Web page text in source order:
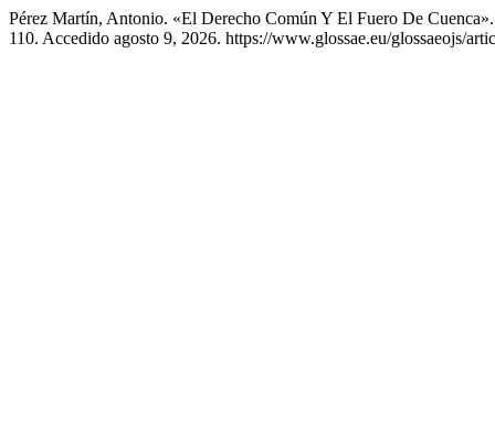
Pérez Martín, Antonio. «El Derecho Común Y El Fuero De
110. Accedido agosto 9, 2026. https://www.glossae.eu/glossaeojs/